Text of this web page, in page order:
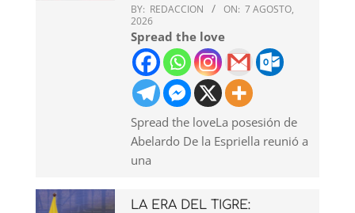
BY: REDACCION ON: 7 AGOSTO,
2026
Spread the love
Spread the loveLa posesión de
Abelardo De la Espriella reunió a
una
LA ERA DEL TIGRE: